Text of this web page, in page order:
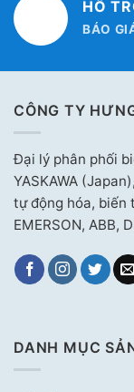
HỖ
BÁO
CÔNG TY
Đại lý phân phối
YASKAWA
tự động hóa, biến
EMERSON, ABB,
DANH MỤC